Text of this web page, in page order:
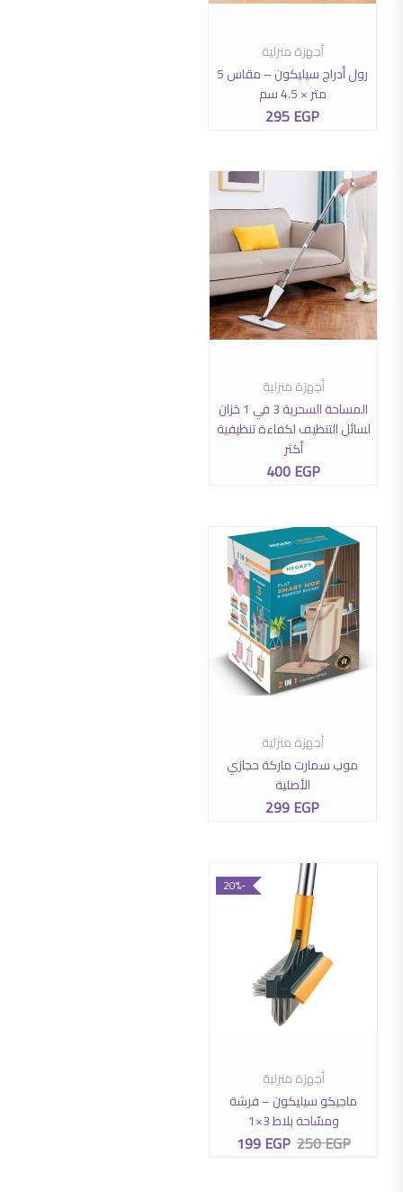
إضافة إلى السلة
أجهزة منزلية
رول أدراج سيليكون – مقاس 5
متر × 4.5 سم
295EGP
تحديد أحد الخيارات
هناك العديد من الأشكال المختلفة لهذا المنتج. يمكن اختيار الخيارات
أجهزة منزلية
المساحة السحرية 3 في 1 خزان
لسائل التنظيف لكفاءة تنظيفية
أكثر
400EGP
تحديد أحد الخيارات
هناك العديد من الأشكال المختلفة لهذا المنتج. يمكن اختيار الخيارات
أجهزة منزلية
موب سمارت ماركة حجازي
الأصلية
299EGP
-20%
إضافة إلى السلة
أجهزة منزلية
ماجيكو سيليكون – فرشة
ومسّاحة بلاط 3×1
250EGP السعر الأصلي هو: 250 EGP.
199EGP